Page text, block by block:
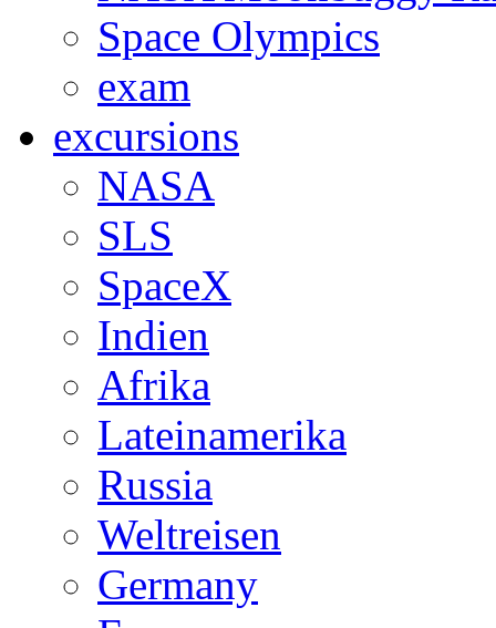
Space Olympics
exam
excursions
NASA
SLS
SpaceX
Indien
Afrika
Lateinamerika
Russia
Weltreisen
Germany